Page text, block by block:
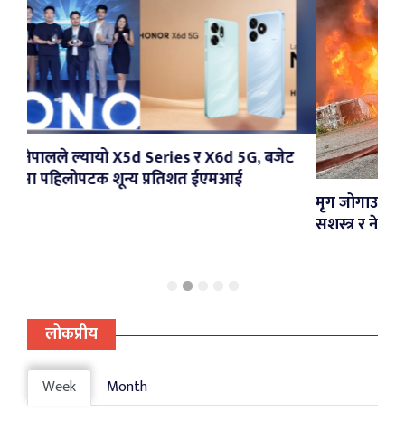
र X6d 5G, बजेट
ईएमआई
मृग जोगाउने क्रममा पल्टिएको पेट्रोल
सशस्त्र र नेपाल प्रहरीद्वारा नियन्त्रण
लोकप्रीय
Week Month